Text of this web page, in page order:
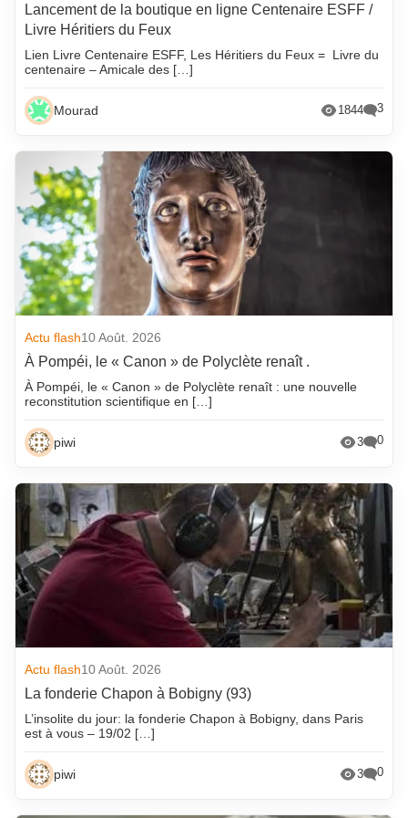
Lancement de la boutique en ligne Centenaire ESFF /
Livre Héritiers du Feux
Lien Livre Centenaire ESFF, Les Héritiers du Feux = Livre du
centenaire – Amicale des […]
Mourad 1844 3
Actu flash10 Août. 2026
À Pompéi, le « Canon » de Polyclète renaît .
À Pompéi, le « Canon » de Polyclète renaît : une nouvelle
reconstitution scientifique en […]
piwi 3 0
Actu flash10 Août. 2026
La fonderie Chapon à Bobigny (93)
L’insolite du jour: la fonderie Chapon à Bobigny, dans Paris
est à vous – 19/02 […]
piwi 3 0